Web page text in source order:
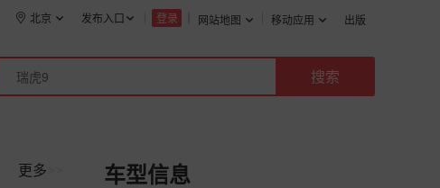
网站地图 移动应用 出版
登录
发布入口
北京
更多 车型信息